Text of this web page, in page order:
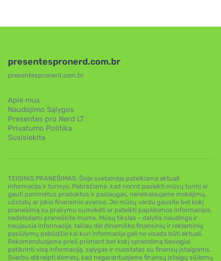
presentespronerd.com.br
presentespronerd.com.br
Apie mus
Naudojimo Sąlygos
Presentes pro Nerd LT
Privatumo Politika
Susisiekite
TEISINIS PRANEŠIMAS: Šioje svetainėje pateikiama aktuali
informacija ir turinys. Pabrėžiame, kad norint pasiekti mūsų turinį ar
gauti paminėtus produktus ir paslaugas, nereikalaujame mokėjimų,
užstatų ar jokio finansinio avanso. Jei mūsų vardu gausite bet kokį
pranešimą su prašymu sumokėti ar pateikti papildomos informacijos,
nedelsdami praneškite mums. Mūsų tikslas – dalytis naudinga ir
naujausia informacija, tačiau dėl dinamiško finansinių ir reklaminių
pasiūlymų pobūdžio kai kuri informacija gali ne visada būti aktuali.
Rekomenduojame prieš priimant bet kokį sprendimą tiesiogiai
patikrinti visą informaciją, sąlygas ir nuostatas su finansų įstaigomis.
Svarbu atkreipti dėmesį, kad negarantuojame finansų įstaigų siūlomų